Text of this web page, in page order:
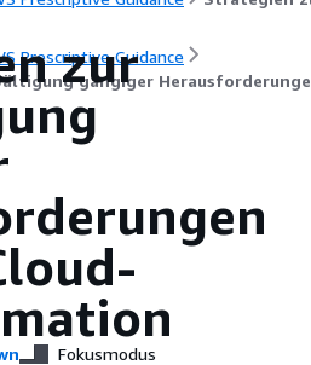
Prescriptive Guidance
gängiger
zur
Fokusmodus